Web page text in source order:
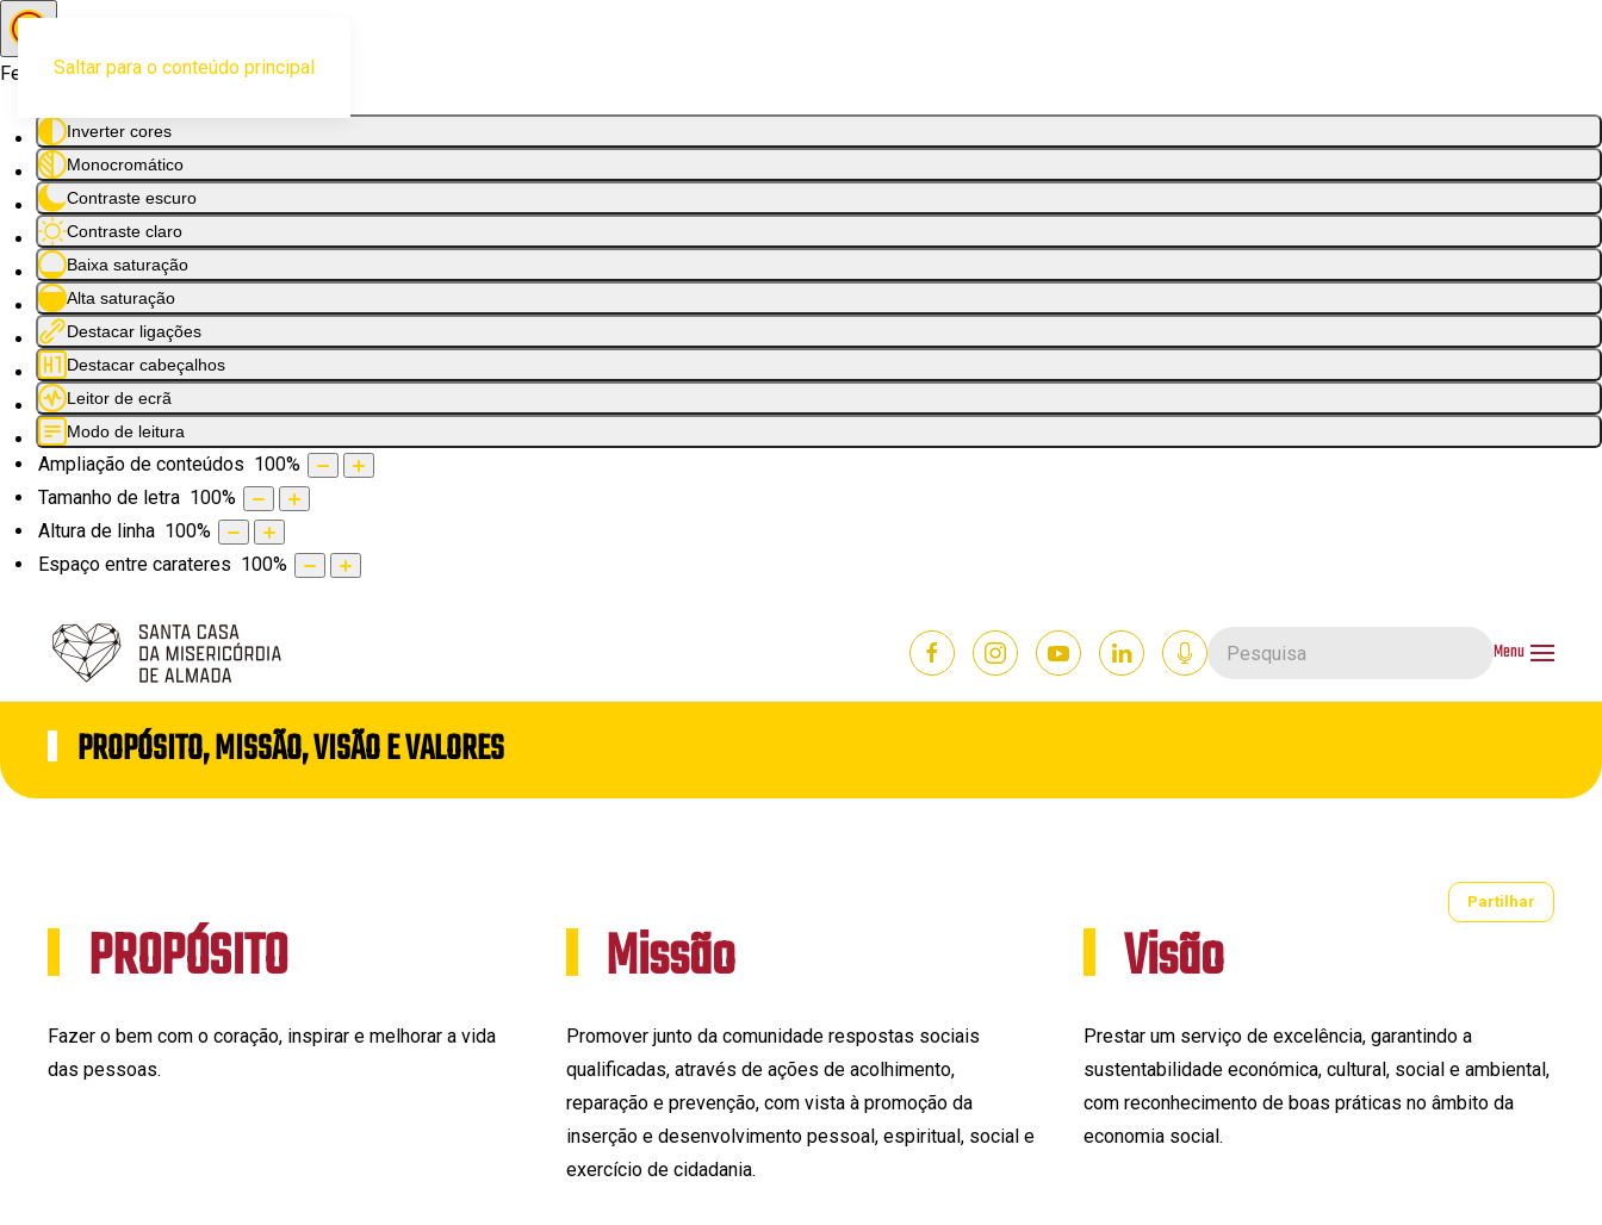
Ferramentas de acessibilidade
Inverter cores
Monocromático
Contraste escuro
Contraste claro
Baixa saturação
Alta saturação
Destacar ligações
Destacar cabeçalhos
Leitor de ecrã
Modo de leitura
Ampliação de conteúdos 100%
Tamanho de letra 100%
Altura de linha 100%
Espaço entre carateres 100%
Saltar para o conteúdo principal
Menu
PROPÓSITO, MISSÃO, VISÃO E VALORES
Partilhar
PROPÓSITO
Fazer o bem com o coração, inspirar e melhorar a vida
das pessoas.
Missão
Promover junto da comunidade respostas sociais
qualificadas, através de ações de acolhimento,
reparação e prevenção, com vista à promoção da
inserção e desenvolvimento pessoal, espiritual, social e
exercício de cidadania.
Visão
Prestar um serviço de excelência, garantindo a
sustentabilidade económica, cultural, social e ambiental,
com reconhecimento de boas práticas no âmbito da
economia social.